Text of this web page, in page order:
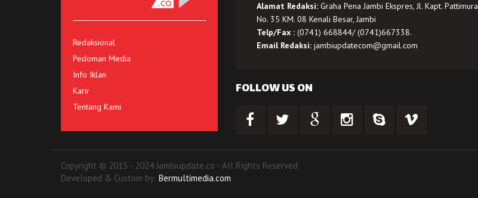
Redaksional
Pedoman Media
Info Iklan
Karir
Tentang Kami
Alamat Redaksi:Graha Pena Jambi Ekspres, Jl. Kapt. Pattimura
No. 35 KM. 08 Kenali Besar, Jambi
Telp/Fax :(0741) 668844/ (0741)667338.
Email Redaksi: jambiupdatecom@gmail.com
FOLLOW US ON
Copyright © 2015 - 2024 Jambiupdate.co - All Rights Reserved
Developed & Custom by: Bermultimedia.com